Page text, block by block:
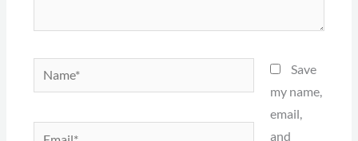
Name*
Email*
Save
my name,
email,
and